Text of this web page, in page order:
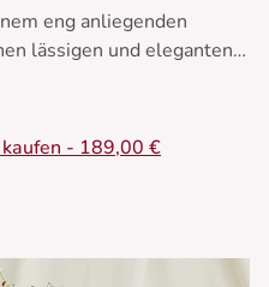
eng anliegenden
lässigen und eleganten
Spitze
kaufen - 189,00 €